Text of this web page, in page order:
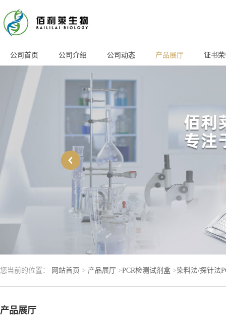
公司首页 公司介绍 公司动态 产品展厅 证书
您当前的位置： 网站首页 > 产品展厅 >PCR检测试剂盒 >染料法/探针法
产品展厅